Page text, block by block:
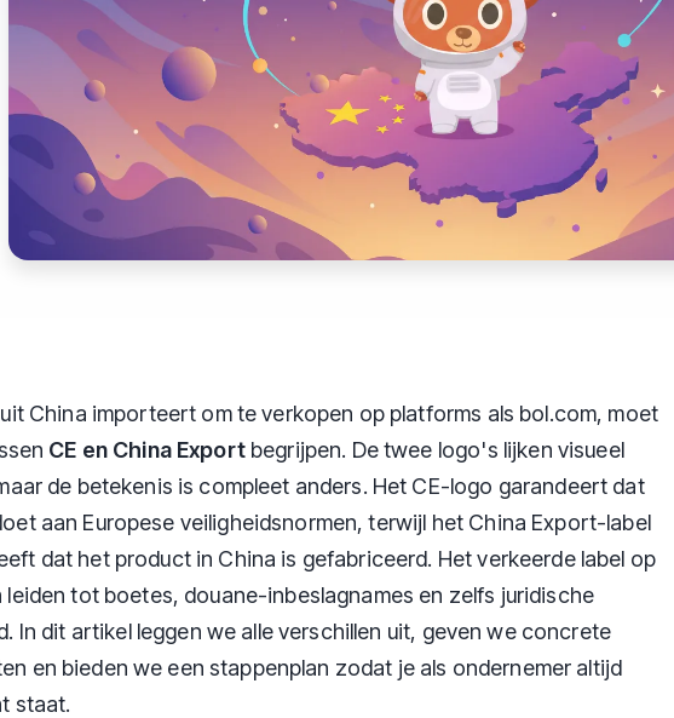
China importeert om te verkopen op platforms als bol.com, moet
CE en China Exportbegrijpen. De twee logo's lijken visueel
de betekenis is compleet anders. Het CE-logo garandeert dat
aan Europese veiligheidsnormen, terwijl het China Export-label
dat het product in China is gefabriceerd. Het verkeerde label op
leiden tot boetes, douane-inbeslagnames en zelfs juridische
In dit artikel leggen we alle verschillen uit, geven we concrete
en bieden we een stappenplan zodat je als ondernemer altijd
staat.